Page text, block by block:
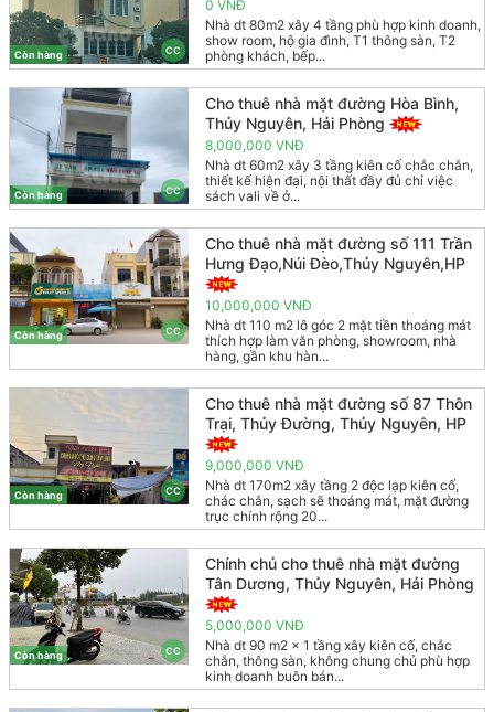
CC
Còn hàng
0 VNĐ
Nhà dt 80m2 xây 4 tầng phù hợp kinh doanh,
show room, hộ gia đình, T1 thông sàn, T2
phòng khách, bếp...
CC
Còn hàng
Cho thuê nhà mặt đường Hòa Bình,
Thủy Nguyên, Hải Phòng
8,000,000 VNĐ
Nhà dt 60m2 xây 3 tầng kiên cố chắc chắn,
thiết kế hiện đại, nội thất đầy đủ chỉ việc
sách vali về ở...
CC
Còn hàng
Cho thuê nhà mặt đường số 111 Trần
Hưng Đạo,Núi Đèo,Thủy Nguyên,HP
10,000,000 VNĐ
Nhà dt 110 m2 lô góc 2 mặt tiền thoáng mát
thích hợp làm văn phòng, showroom, nhà
hàng, gần khu hàn...
CC
Còn hàng
Cho thuê nhà mặt đường số 87 Thôn
Trại, Thủy Đường, Thủy Nguyên, HP
9,000,000 VNĐ
Nhà dt 170m2 xây tầng 2 độc lạp kiên cố,
chác chắn, sạch sẽ thoáng mát, mặt đường
trục chính rộng 20...
CC
Còn hàng
Chính chủ cho thuê nhà mặt đường
Tân Dương, Thủy Nguyên, Hải Phòng
5,000,000 VNĐ
Nhà dt 90 m2 x 1 tầng xây kiên cố, chắc
chắn, thông sàn, không chung chủ phù hợp
kinh doanh buôn bán...